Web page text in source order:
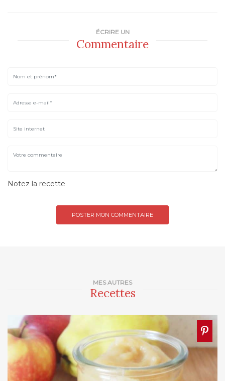
MES AUTRES
Recettes
ÉCRIRE UN
Commentaire
Notez la recette